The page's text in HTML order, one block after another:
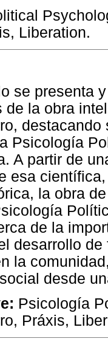
Liberation.
se presenta
de la obra
Psicología
A partir de
esa
la obra
de la
desarrollo
la
desde
Psicología
Práxis,